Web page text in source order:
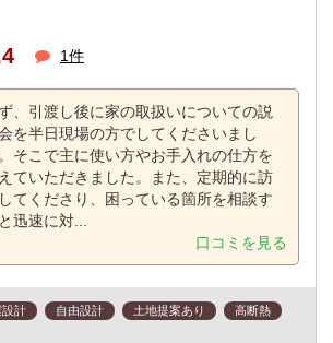
1件
、引渡し後に家の取扱いについての説
を半日現場の方でしてくださいまし
そこで主に使い方やお手入れの仕方を
ていただきました。また、定期的に訪
てくださり、困っている箇所を相談す
迅速に対...
口コミを見る
設計 自由設計 土地提案あり
高断熱